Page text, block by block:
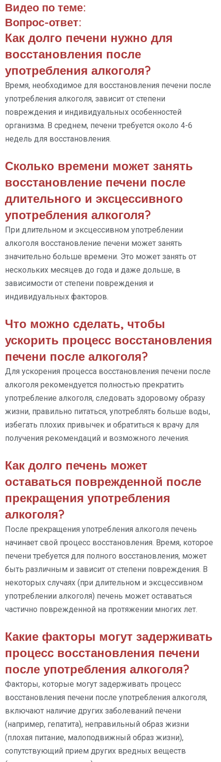
Видео по теме:
Вопрос-ответ:
Как долго печени нужно для
восстановления после
употребления алкоголя?
Время, необходимое для восстановления печени после
употребления алкоголя, зависит от степени
повреждения и индивидуальных особенностей
организма. В среднем, печени требуется около 4-6
недель для восстановления.
Сколько времени может занять
восстановление печени после
длительного и эксцессивного
употребления алкоголя?
При длительном и эксцессивном употреблении
алкоголя восстановление печени может занять
значительно больше времени. Это может занять от
нескольких месяцев до года и даже дольше, в
зависимости от степени повреждения и
индивидуальных факторов.
Что можно сделать, чтобы
ускорить процесс восстановления
печени после алкоголя?
Для ускорения процесса восстановления печени после
алкоголя рекомендуется полностью прекратить
употребление алкоголя, следовать здоровому образу
жизни, правильно питаться, употреблять больше воды,
избегать плохих привычек и обратиться к врачу для
получения рекомендаций и возможного лечения.
Как долго печень может
оставаться поврежденной после
прекращения употребления
алкоголя?
После прекращения употребления алкоголя печень
начинает свой процесс восстановления. Время, которое
печени требуется для полного восстановления, может
быть различным и зависит от степени повреждения. В
некоторых случаях (при длительном и эксцессивном
употреблении алкоголя) печень может оставаться
частично поврежденной на протяжении многих лет.
Какие факторы могут задерживать
процесс восстановления печени
после употребления алкоголя?
Факторы, которые могут задерживать процесс
восстановления печени после употребления алкоголя,
включают наличие других заболеваний печени
(например, гепатита), неправильный образ жизни
(плохая питание, малоподвижный образ жизни),
сопутствующий прием других вредных веществ